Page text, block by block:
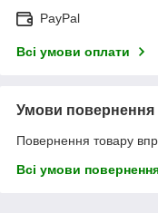
PayPal
Всі умови оплати
Умови повернення
Повернення товару
Всі умови